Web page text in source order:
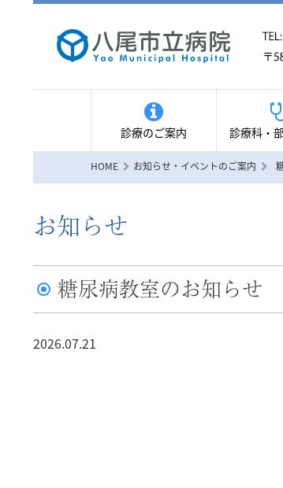
診療のご案内 診療科・
HOME お知らせ・イベントのご案内
お知らせ
糖尿病教室のお知らせ
2026.07.21